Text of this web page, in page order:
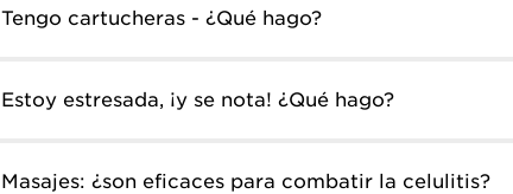
Tengo cartucheras - ¿Qué hago?
Estoy estresada, ¡y se nota! ¿Qué hago?
Masajes: ¿son eficaces para combatir la celulitis?